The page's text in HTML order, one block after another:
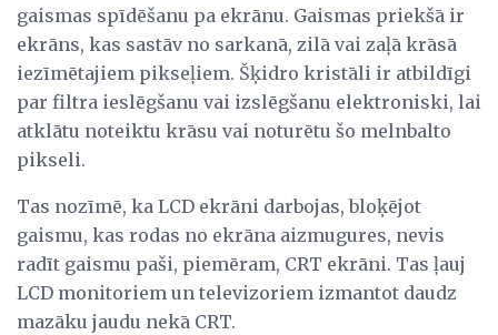
gaismas spīdēšanu pa ekrānu. Gaismas priekšā ir
ekrāns, kas sastāv no sarkanā, zilā vai zaļā krāsā
iezīmētajiem pikseļiem. Šķidro kristāli ir atbildīgi
par filtra ieslēgšanu vai izslēgšanu elektroniski, lai
atklātu noteiktu krāsu vai noturētu šo melnbalto
pikseli.
Tas nozīmē, ka LCD ekrāni darbojas, bloķējot
gaismu, kas rodas no ekrāna aizmugures, nevis
radīt gaismu paši, piemēram, CRT ekrāni. Tas ļauj
LCD monitoriem un televizoriem izmantot daudz
mazāku jaudu nekā CRT.